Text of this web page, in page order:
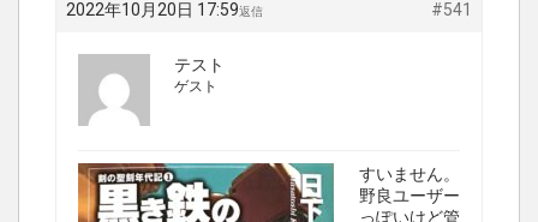
2022年10月20日 17:59 #541
返信
テスト
ゲスト
すいません。
野良ユーザー
っぽいけど管